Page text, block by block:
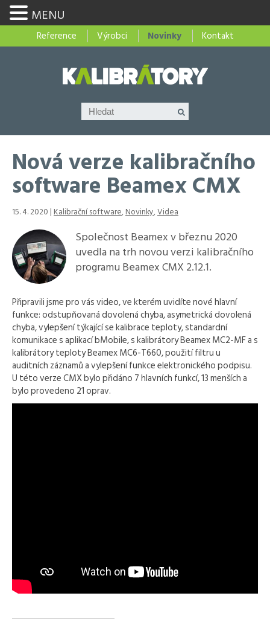
Reference Výrobci Novinky Kontakt
Nová verze kalibračního
software Beamex CMX
15. 4. 2020 |Kalibrační software,Novinky,Videa
Společnost Beamex v březnu 2020
uvedla na trh novou verzi kalibračního
programu Beamex CMX 2.12.1.
Připravili jsme pro vás video, ve kterém uvidíte nové hlavní
funkce: odstupňovaná dovolená chyba, asymetrická dovolená
chyba, vylepšení týkající se kalibrace teploty, standardní
komunikace s aplikací bMobile, s kalibrátory Beamex MC2-MF a s
kalibrátory teploty Beamex MC6-T660, použití filtru u
auditních záznamů a vylepšení funkce elektronického podpisu.
U této verze CMX bylo přidáno 7 hlavních funkcí, 13 menších a
bylo provedeno 21 oprav.
MENU